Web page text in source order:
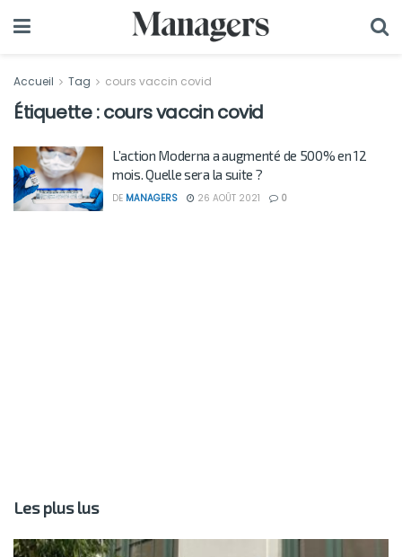
Accueil Tag cours vaccin covid
Étiquette :cours vaccin covid
L’action Moderna a augmenté de 500% en 12
mois. Quelle sera la suite ?
DE MANAGERS 26 AOÛT 2021 0
Les plus lus